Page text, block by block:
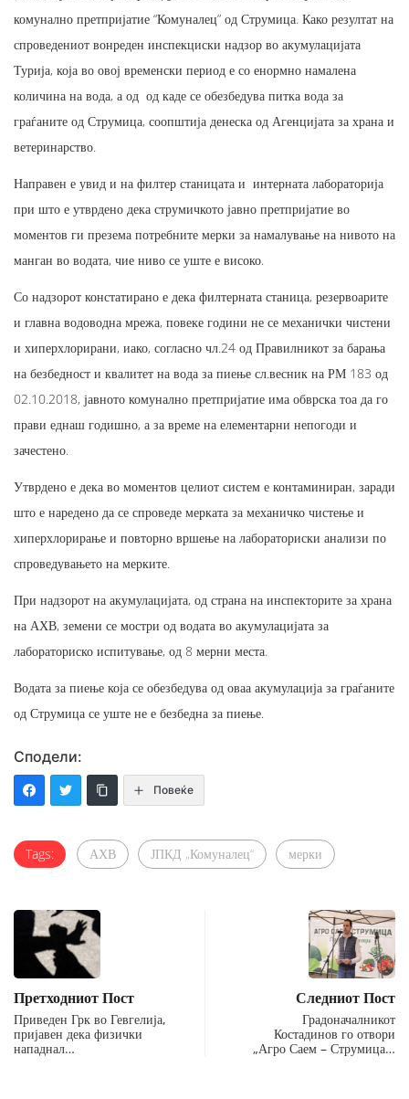
комунално претпријатие “Комуналец” од Струмица. Како резултат на
спроведениот вонреден инспекциски надзор во акумулацијата
Турија, која во овој временски период е со енормно намалена
количина на вода, а од од каде се обезбедува питка вода за
граѓаните од Струмица, соопштија денеска од Агенцијата за храна и
ветеринарство.
Направен е увид и на филтер станицата и интерната лабораторија
при што е утврдено дека струмичкото јавно претпријатие во
моментов ги презема потребните мерки за намалување на нивото на
манган во водата, чие ниво се уште е високо.
Со надзорот констатирано е дека филтерната станица, резервоарите
и главна водоводна мрежа, повеке години не се механички чистени
и хиперхлорирани, иако, согласно чл.24 од Правилникот за барања
на безбедност и квалитет на вода за пиење сл.весник на РМ 183 од
02.10.2018, јавното комунално претпријатие има обврска тоа да го
прави еднаш годишно, а за време на елементарни непогоди и
зачестено.
Утврдено е дека во моментов целиот систем е контаминиран, заради
што е наредено да се спроведе мерката за механичко чистење и
хиперхлорирање и повторно вршење на лабораториски анализи по
спроведувањето на мерките.
При надзорот на акумулацијата, од страна на инспекторите за храна
на АХВ, земени се мостри од водата во акумулацијата за
лабораториско испитување, од 8 мерни места.
Водата за пиење која се обезбедува од оваа акумулација за граѓаните
од Струмица се уште не е безбедна за пиење.
Сподели:
Повеќе
Tags: АХВ ЈПКД „Комуналец“ мерки
Претходниот Пост
Приведен Грк во Гевгелија,
пријавен дека физички
нападнал…
Следниот Пост
Градоначалникот
Костадинов го отвори
„Агро Саем – Струмица…